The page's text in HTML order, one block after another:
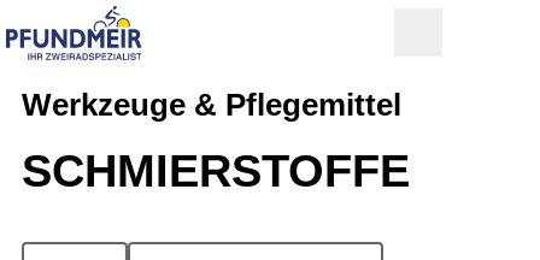
Werkzeuge & Pflegemittel
SCHMIERSTOFFE